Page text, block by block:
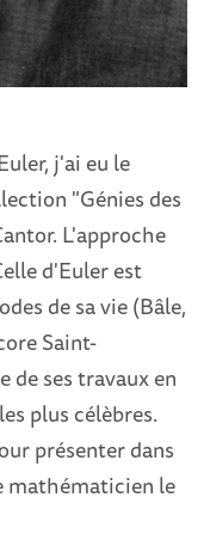
j'ai eu le
"Génies des
L'approche
d'Euler est
de sa vie (Bâle,
Saint-
de ses travaux en
plus célèbres.
présenter dans
mathématicien le